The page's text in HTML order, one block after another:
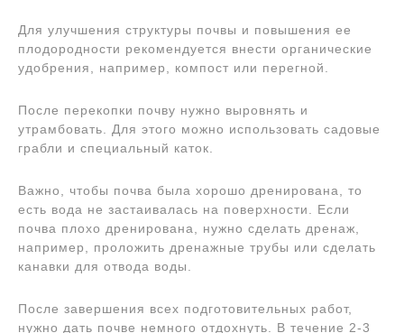
Для улучшения структуры почвы и повышения ее
плодородности рекомендуется внести органические
удобрения, например, компост или перегной.
После перекопки почву нужно выровнять и
утрамбовать. Для этого можно использовать садовые
грабли и специальный каток.
Важно, чтобы почва была хорошо дренирована, то
есть вода не застаивалась на поверхности. Если
почва плохо дренирована, нужно сделать дренаж,
например, проложить дренажные трубы или сделать
канавки для отвода воды.
После завершения всех подготовительных работ,
нужно дать почве немного отдохнуть. В течение 2-3